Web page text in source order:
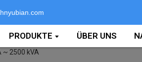
PRODUKTE ÜBER UNS